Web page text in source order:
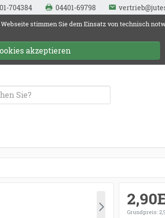
704384 04401-69798
stimmen Sie dem Einsatz von technisch
akzeptieren
Grundpreis: